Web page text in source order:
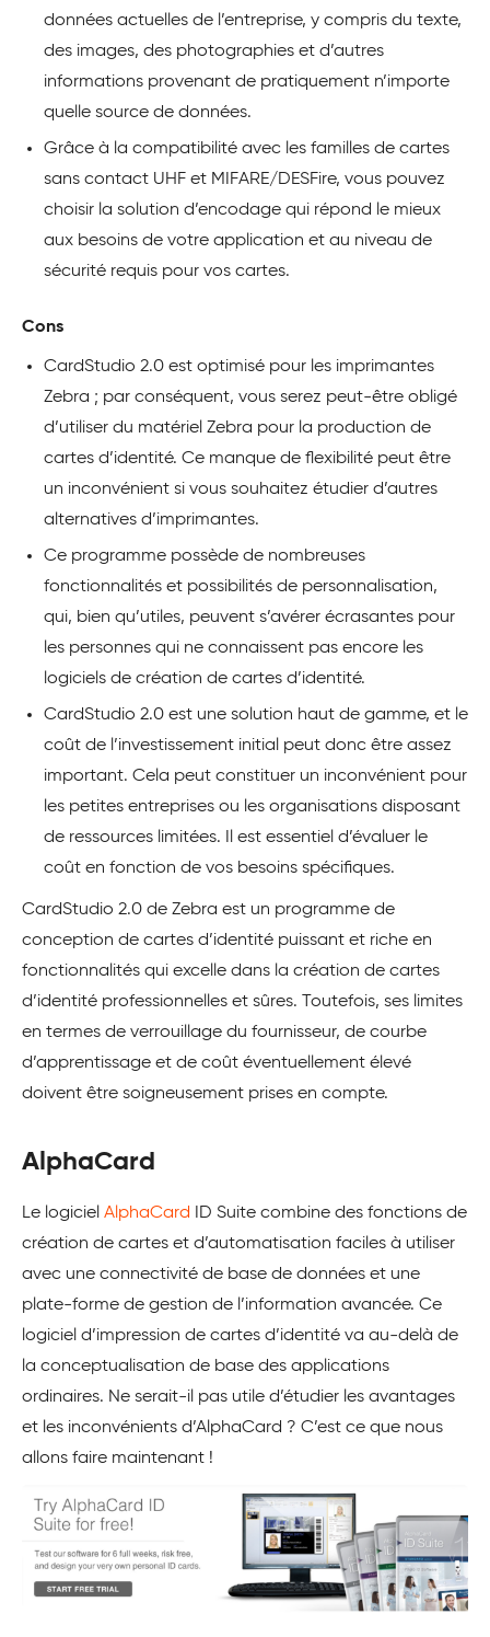
données actuelles de l’entreprise, y compris du texte,
des images, des photographies et d’autres
informations provenant de pratiquement n’importe
quelle source de données.
Grâce à la compatibilité avec les familles de cartes
sans contact UHF et MIFARE/DESFire, vous pouvez
choisir la solution d’encodage qui répond le mieux
aux besoins de votre application et au niveau de
sécurité requis pour vos cartes.
Cons
CardStudio 2.0 est optimisé pour les imprimantes
Zebra ; par conséquent, vous serez peut-être obligé
d’utiliser du matériel Zebra pour la production de
cartes d’identité. Ce manque de flexibilité peut être
un inconvénient si vous souhaitez étudier d’autres
alternatives d’imprimantes.
Ce programme possède de nombreuses
fonctionnalités et possibilités de personnalisation,
qui, bien qu’utiles, peuvent s’avérer écrasantes pour
les personnes qui ne connaissent pas encore les
logiciels de création de cartes d’identité.
CardStudio 2.0 est une solution haut de gamme, et le
coût de l’investissement initial peut donc être assez
important. Cela peut constituer un inconvénient pour
les petites entreprises ou les organisations disposant
de ressources limitées. Il est essentiel d’évaluer le
coût en fonction de vos besoins spécifiques.
CardStudio 2.0 de Zebra est un programme de
conception de cartes d’identité puissant et riche en
fonctionnalités qui excelle dans la création de cartes
d’identité professionnelles et sûres. Toutefois, ses limites
en termes de verrouillage du fournisseur, de courbe
d’apprentissage et de coût éventuellement élevé
doivent être soigneusement prises en compte.
AlphaCard
Le logiciel AlphaCard
ID Suite combine des fonctions de
création de cartes et d’automatisation faciles à utiliser
avec une connectivité de base de données et une
plate-forme de gestion de l’information avancée. Ce
logiciel d’impression de cartes d’identité va au-delà de
la conceptualisation de base des applications
ordinaires. Ne serait-il pas utile d’étudier les avantages
et les inconvénients d’AlphaCard ? C’est ce que nous
allons faire maintenant !